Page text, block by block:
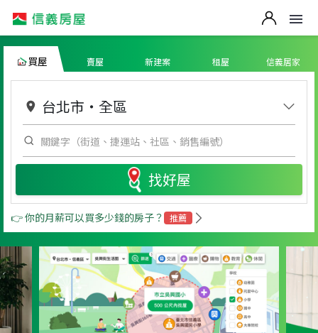
買屋 賣屋 新建案 租屋 信義居家
台北市 ・ 全區
找好屋
👉 你的月薪可以買多少錢的房子？ 推薦